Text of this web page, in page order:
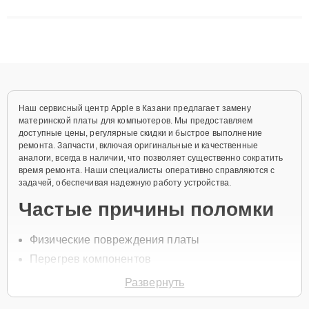
Наш сервисный центр Apple в Казани предлагает замену
материнской платы для компьютеров. Мы предоставляем
доступные цены, регулярные скидки и быстрое выполнение
ремонта. Запчасти, включая оригинальные и качественные
аналоги, всегда в наличии, что позволяет существенно сократить
время ремонта. Наши специалисты оперативно справляются с
задачей, обеспечивая надежную работу устройства.
Частые причины поломки
Физические повреждения платы
Перегрев компонентов
Перепады напряжения в сети
Попадание влаги внутрь корпуса
Развернуть